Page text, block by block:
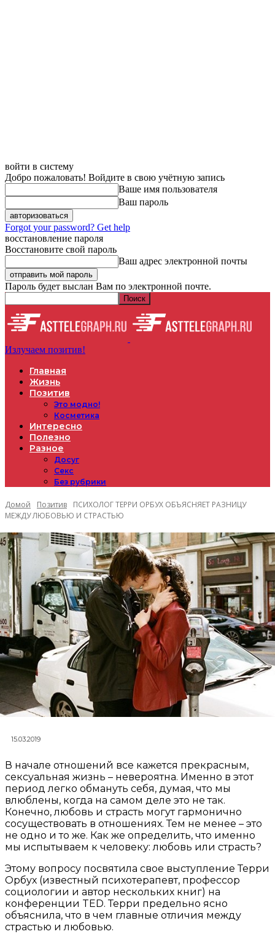
войти в систему
Добро пожаловать! Войдите в свою учётную запись
Ваше имя пользователя
Ваш пароль
Forgot your password? Get help
восстановление пароля
Восстановите свой пароль
Ваш адрес электронной почты
Пароль будет выслан Вам по электронной почте.
Излучаем позитив!
Главная
Жизнь
Позитив
Это модно!
Косметика
Интересно
Полезно
Разное
Досуг
Секс
Без рубрики
Домой Позитив
ПСИХОЛОГ ТЕРРИ ОРБУХ ОБЪЯСНЯЕТ РАЗНИЦУ
МЕЖДУ ЛЮБОВЬЮ И СТРАСТЬЮ
15.03.2019
В начале отношений все кажется прекрасным,
сексуальная жизнь – невероятна. Именно в этот
период легко обмануть себя, думая, что мы
влюблены, когда на самом деле это не так.
Конечно, любовь и страсть могут гармонично
сосуществовать в отношениях. Тем не менее – это
не одно и то же. Как же определить, что именно
мы испытываем к человеку: любовь или страсть?
Этому вопросу посвятила свое выступление Терри
Орбух (известный психотерапевт, профессор
социологии и автор нескольких книг) на
конференции TED. Терри предельно ясно
объяснила, что в чем главные отличия между
страстью и любовью.